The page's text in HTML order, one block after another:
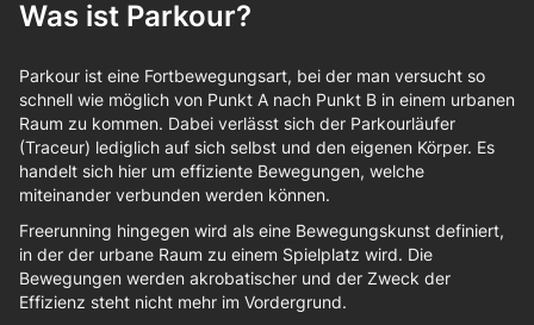
Was ist Parkour?
Parkour ist eine Fortbewegungsart, bei der man versucht so
schnell wie möglich von Punkt A nach Punkt B in einem urbanen
Raum zu kommen. Dabei verlässt sich der Parkourläufer
(Traceur) lediglich auf sich selbst und den eigenen Körper. Es
handelt sich hier um effiziente Bewegungen, welche
miteinander verbunden werden können.
Freerunning hingegen wird als eine Bewegungskunst definiert,
in der der urbane Raum zu einem Spielplatz wird. Die
Bewegungen werden akrobatischer und der Zweck der
Effizienz steht nicht mehr im Vordergrund.